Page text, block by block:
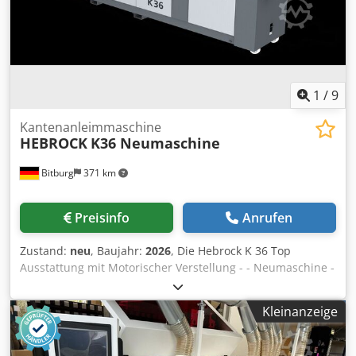
Drehzahl 5000 1/min. Motorleistung 400 V / 50 Hz / S6
Absaugstutzendurchmesser 120 mm Gewicht 1020 kg Top
Maschine Standort: Bitburg - sofort verfuegbar
1 /9
Bitburg 371 km
Kantenanleimmaschine
HEBROCK K36 Neumaschine
Preisinfo Anrufen
Zustand: neu, Baujahr: 2026, Die Hebrock K 36 Top
Ausstattung mit Motorischer Verstellung - - Neumaschine -
Dieser Hebrock-Dauerrenner bietet ungeahnte
Möglichkeiten. Für höchste Ansprüche entwickelt, steht die
K 36 für absolute Zuverlässigkeit und Produktivität im
täglichen Einsatz. Durch die Möglichkeit, die Maschine mit
einem Stufenfräser und einer Multi-Radiusziehklinge zu
Kleinanzeige